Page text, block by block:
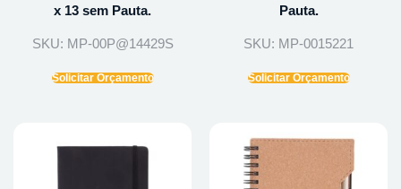
x 13 sem Pauta.
SKU: MP-00P@14429S
Solicitar Orçamento
Pauta.
SKU: MP-0015221
Solicitar Orçamento